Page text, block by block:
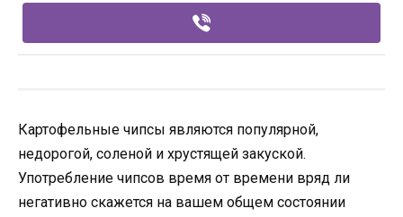
Картофельные чипсы являются популярной,
недорогой, соленой и хрустящей закуской.
Употребление чипсов время от времени вряд ли
негативно скажется на вашем общем состоянии